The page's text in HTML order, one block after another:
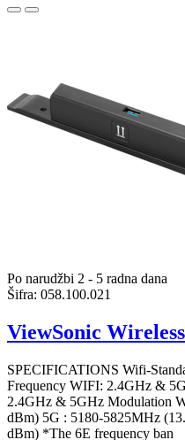
Po narudžbi 2 - 5 radna dana
Šifra: 058.100.021
ViewSonic
SPECIFICATIONS Wifi-
Frequency WIFI: 2.4GHz &
2.4GHz & 5GHz Modulation
dBm) 5G : 5180-5825MHz
dBm) *The 6E frequency ban